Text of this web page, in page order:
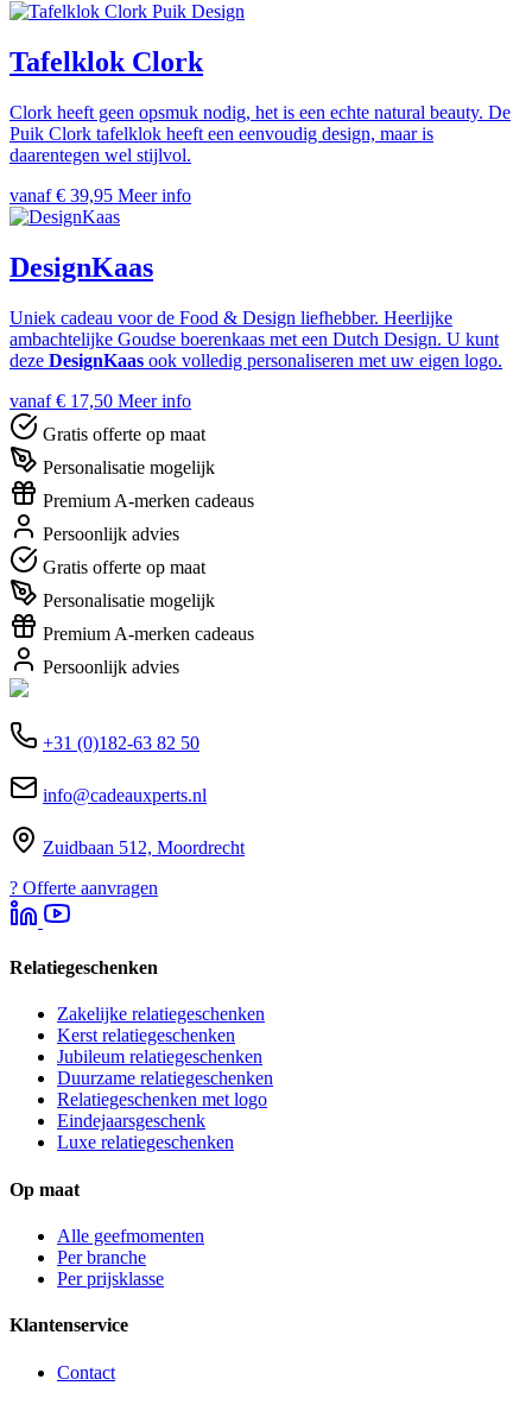
Puik Design
Tafelklok Clork
Clork heeft geen opsmuk nodig, het is een echte natural beauty. De
Puik Clork tafelklok heeft een eenvoudig design, maar is
daarentegen wel stijlvol.
vanaf € 39,95 Meer info
DesignKaas
Uniek cadeau voor de Food & Design liefhebber. Heerlijke
ambachtelijke Goudse boerenkaas met een Dutch Design. U kunt
deze DesignKaas ook volledig personaliseren met uw eigen logo.
vanaf € 17,50 Meer info
Gratis offerte op maat
Personalisatie mogelijk
Premium A-merken cadeaus
Persoonlijk advies
Gratis offerte op maat
Personalisatie mogelijk
Premium A-merken cadeaus
Persoonlijk advies
+31 (0)182-63 82 50
info@cadeauxperts.nl
Zuidbaan 512, Moordrecht
? Offerte aanvragen
Relatiegeschenken
Zakelijke relatiegeschenken
Kerst relatiegeschenken
Jubileum relatiegeschenken
Duurzame relatiegeschenken
Relatiegeschenken met logo
Eindejaarsgeschenk
Luxe relatiegeschenken
Op maat
Alle geefmomenten
Per branche
Per prijsklasse
Klantenservice
Contact